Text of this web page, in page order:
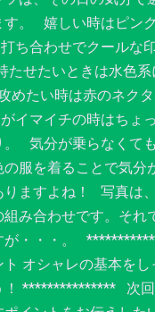
す。 嬉しい時はピン
ち合わせでクールな
たせたいときは水色系
めたい時は赤のネク
イマイチの時はちょ
。 気分が乗らなくて
の服を着ることで気分
りますよね！ 写真は
組み合わせです。それ
が・・・。
ト オシャレの基本をし
！ *************** 次